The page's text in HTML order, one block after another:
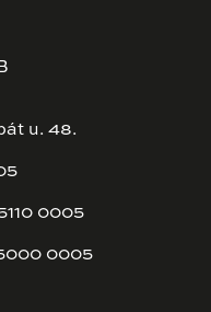
u. 48.
0005
0005